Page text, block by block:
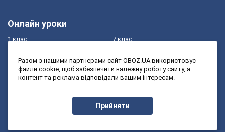
Онлайн уроки
1 клас
3 клас
7 клас
9 клас
Разом з нашими партнерами сайт OBOZ.UA використовує
файли cookie, щоб забезпечити належну роботу сайту, а
контент та реклама відповідали вашим інтересам.
Прийняти